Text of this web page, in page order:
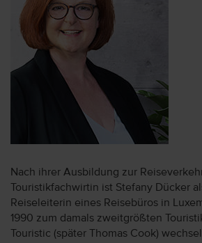
Nach ihrer Ausbildung zur
Touristikfachwirtin ist Stefany Dücker
Reiseleiterin eines Reisebüros in
1990 zum damals zweitgrößten
Touristic (später Thomas Cook)